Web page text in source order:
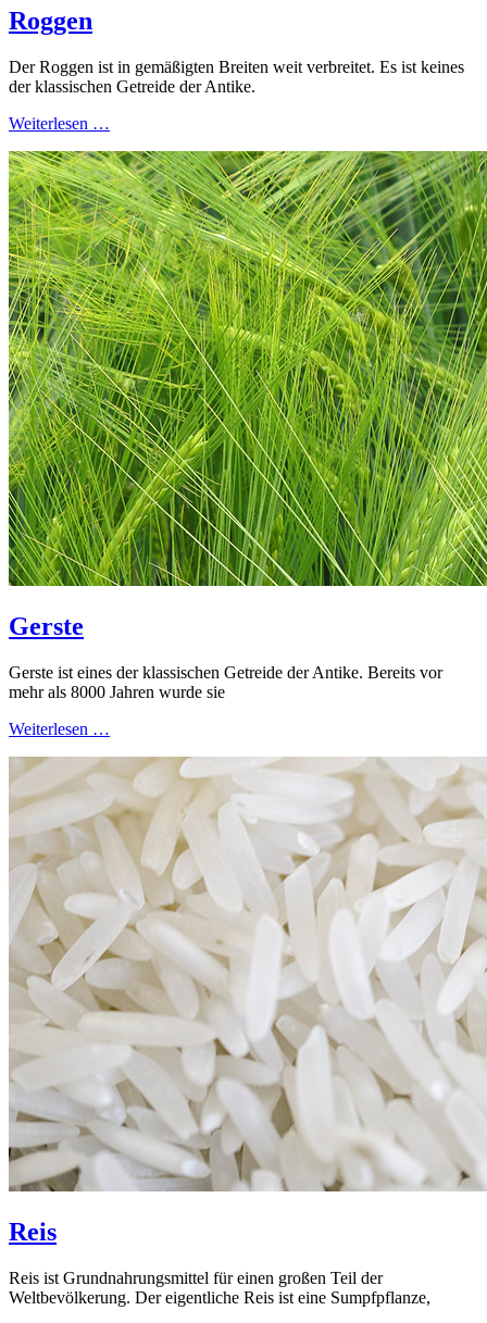
Roggen
Der Roggen ist in gemäßigten Breiten weit verbreitet. Es ist keines
der klassischen Getreide der Antike.
Weiterlesen …
Gerste
Gerste ist eines der klassischen Getreide der Antike. Bereits vor
mehr als 8000 Jahren wurde sie
Weiterlesen …
Reis
Reis ist Grundnahrungsmittel für einen großen Teil der
Weltbevölkerung. Der eigentliche Reis ist eine Sumpfpflanze,